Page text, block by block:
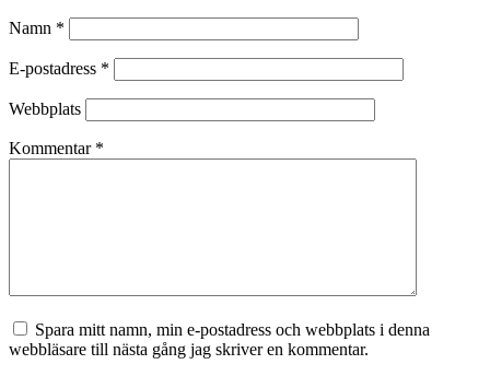
Namn *
E-postadress *
Webbplats
Kommentar *
Spara mitt namn, min e-postadress och webbplats i denna
webbläsare till nästa gång jag skriver en kommentar.